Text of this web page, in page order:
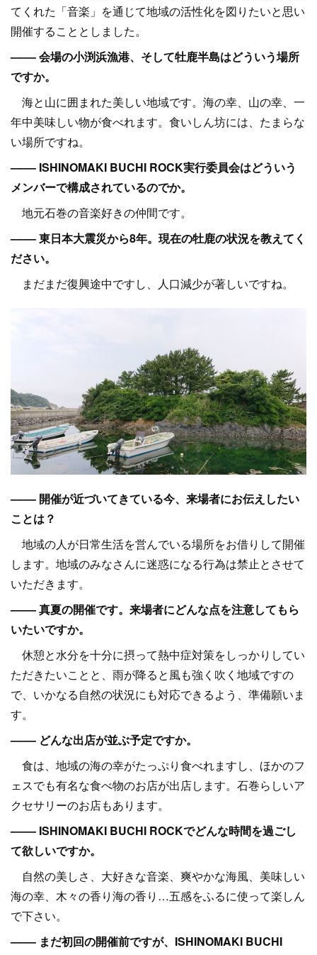
てくれた「音楽」を通じて地域の活性化を図りたいと思い
開催することとしました。
–––– 会場の小渕浜漁港、そして牡鹿半島はどういう場所
ですか。
海と山に囲まれた美しい地域です。海の幸、山の幸、一
年中美味しい物が食べれます。食いしん坊には、たまらな
い場所ですね。
–––– ISHINOMAKI BUCHI ROCK実行委員会はどういう
メンバーで構成されているのでか。
地元石巻の音楽好きの仲間です。
–––– 東日本大震災から8年。現在の牡鹿の状況を教えてく
ださい。
まだまだ復興途中ですし、人口減少が著しいですね。
–––– 開催が近づいてきている今、来場者にお伝えしたい
ことは？
地域の人が日常生活を営んでいる場所をお借りして開催
します。地域のみなさんに迷惑になる行為は禁止とさせて
いただきます。
–––– 真夏の開催です。来場者にどんな点を注意してもら
いたいですか。
休憩と水分を十分に摂って熱中症対策をしっかりしてい
ただきたいことと、雨が降ると風も強く吹く地域ですの
で、いかなる自然の状況にも対応できるよう、準備願いま
す。
–––– どんな出店が並ぶ予定ですか。
食は、地域の海の幸がたっぷり食べれますし、ほかのフ
ェスでも有名な食べ物のお店が出店します。石巻らしいア
クセサリーのお店もあります。
–––– ISHINOMAKI BUCHI ROCKでどんな時間を過ごし
て欲しいですか。
自然の美しさ、大好きな音楽、爽やかな海風、美味しい
海の幸、木々の香り海の香り…五感をふるに使って楽しん
で下さい。
–––– まだ初回の開催前ですが、ISHINOMAKI BUCHI